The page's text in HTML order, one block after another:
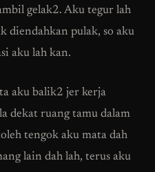
gelak2. Aku tegur lah
diendahkan pulak, so aku
aku lah kan.
aku balik2 jer kerja
dekat ruang tamu dalam
tengok aku mata dah
lain dah lah, terus aku